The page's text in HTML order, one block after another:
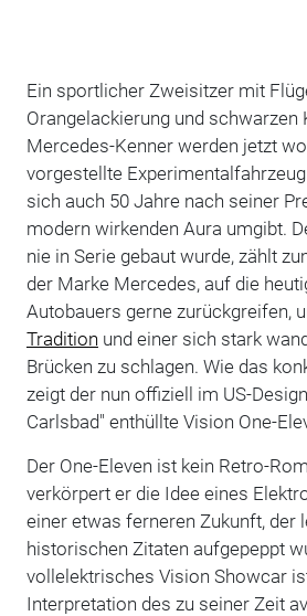
Ein sportlicher Zweisitzer mit
Orangelackierung und schwarzen
Mercedes-Kenner werden jetzt
vorgestellte Experimentalfahrzeug
sich auch 50 Jahre nach seiner
modern wirkenden Aura umgibt.
nie in Serie gebaut wurde, zählt
der Marke Mercedes, auf die
Autobauers gerne zurückgreifen,
Tradition und einer sich stark
Brücken zu schlagen. Wie das
zeigt der nun offiziell im US-
Carlsbad" enthüllte Vision One-
Der One-Eleven ist kein Retro-
verkörpert er die Idee eines
einer etwas ferneren Zukunft, der
historischen Zitaten aufgepeppt
vollelektrisches Vision Showcar
Interpretation des zu seiner Zeit